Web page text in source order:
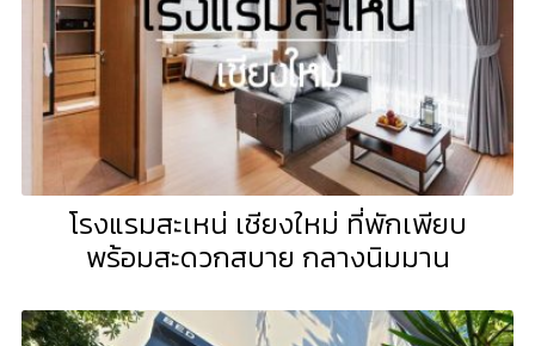
โรงแรมสะเหน่ เชียงใหม่ ที่พักเพียบ
พร้อมสะดวกสบาย กลางนิมมาน